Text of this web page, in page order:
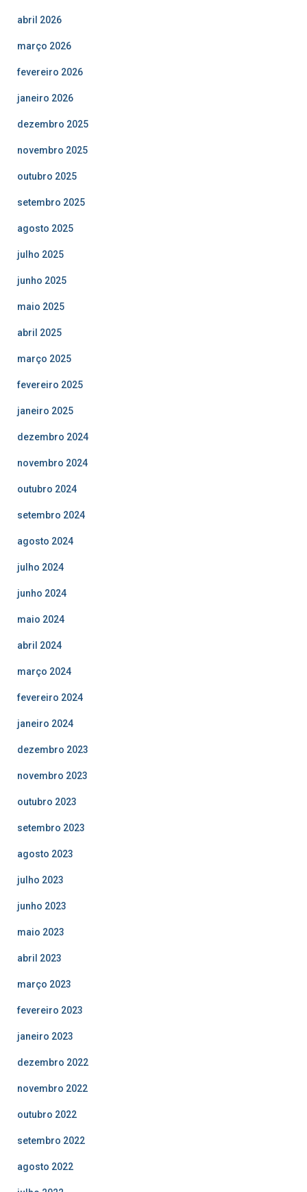
abril 2026
março 2026
fevereiro 2026
janeiro 2026
dezembro 2025
novembro 2025
outubro 2025
setembro 2025
agosto 2025
julho 2025
junho 2025
maio 2025
abril 2025
março 2025
fevereiro 2025
janeiro 2025
dezembro 2024
novembro 2024
outubro 2024
setembro 2024
agosto 2024
julho 2024
junho 2024
maio 2024
abril 2024
março 2024
fevereiro 2024
janeiro 2024
dezembro 2023
novembro 2023
outubro 2023
setembro 2023
agosto 2023
julho 2023
junho 2023
maio 2023
abril 2023
março 2023
fevereiro 2023
janeiro 2023
dezembro 2022
novembro 2022
outubro 2022
setembro 2022
agosto 2022